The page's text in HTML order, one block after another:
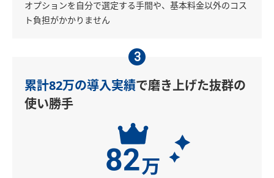
オプションを自分で選定する手間や、基本料金以外のコス
ト負担がかかりません
3
累計82万の導入実績で磨き上げた抜群の
使い勝手